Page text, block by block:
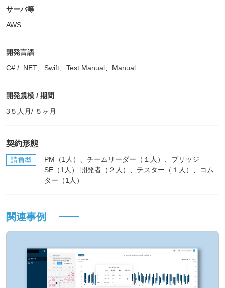
サーバ等
AWS
開発言語
C# / .NET、Swift、Test Manual、Manual
開発規模 / 期間
3５人月/ ５ヶ月
契約形態
請負型
PM（1人）、チームリーダー（１人）、ブリッジ
SE（1人） 開発者（２人）、テスター（１人）、コム
ター（1人）
関連事例